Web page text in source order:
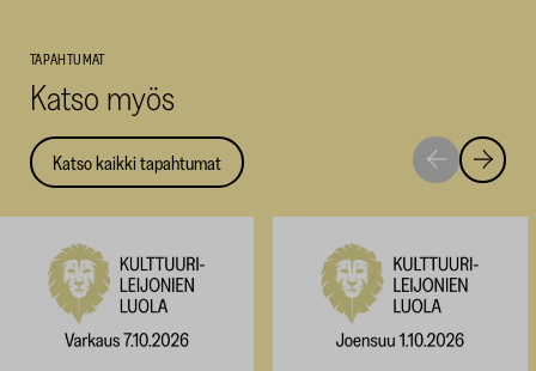
TAPAHTUMAT
Katso myös
Katso kaikki tapahtumat
Siirry
seuraavaan
Siirry